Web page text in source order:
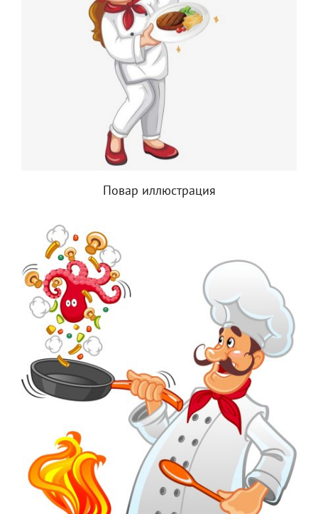
Повар иллюстрация